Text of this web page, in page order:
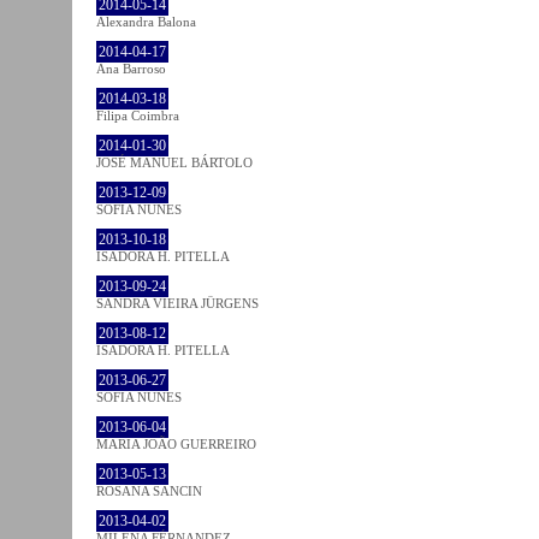
2014-05-14
Alexandra Balona
2014-04-17
Ana Barroso
2014-03-18
Filipa Coimbra
2014-01-30
JOSÉ MANUEL BÁRTOLO
2013-12-09
SOFIA NUNES
2013-10-18
ISADORA H. PITELLA
2013-09-24
SANDRA VIEIRA JÜRGENS
2013-08-12
ISADORA H. PITELLA
2013-06-27
SOFIA NUNES
2013-06-04
MARIA JOÃO GUERREIRO
2013-05-13
ROSANA SANCIN
2013-04-02